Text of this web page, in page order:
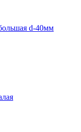
d-40мм